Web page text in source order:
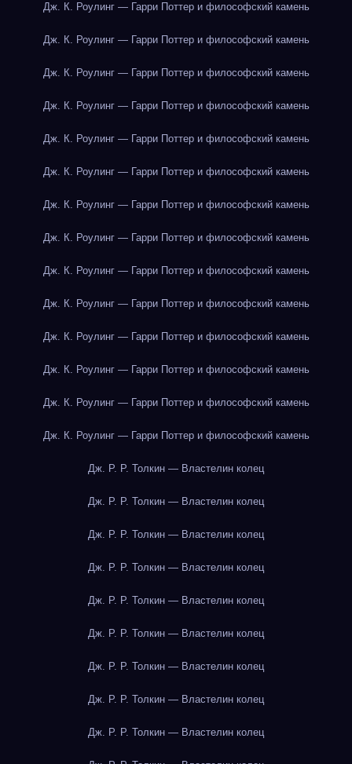
Дж. К. Роулинг — Гарри Поттер и философский камень
Дж. К. Роулинг — Гарри Поттер и философский камень
Дж. К. Роулинг — Гарри Поттер и философский камень
Дж. К. Роулинг — Гарри Поттер и философский камень
Дж. К. Роулинг — Гарри Поттер и философский камень
Дж. К. Роулинг — Гарри Поттер и философский камень
Дж. К. Роулинг — Гарри Поттер и философский камень
Дж. К. Роулинг — Гарри Поттер и философский камень
Дж. К. Роулинг — Гарри Поттер и философский камень
Дж. К. Роулинг — Гарри Поттер и философский камень
Дж. К. Роулинг — Гарри Поттер и философский камень
Дж. К. Роулинг — Гарри Поттер и философский камень
Дж. К. Роулинг — Гарри Поттер и философский камень
Дж. К. Роулинг — Гарри Поттер и философский камень
Дж. Р. Р. Толкин — Властелин колец
Дж. Р. Р. Толкин — Властелин колец
Дж. Р. Р. Толкин — Властелин колец
Дж. Р. Р. Толкин — Властелин колец
Дж. Р. Р. Толкин — Властелин колец
Дж. Р. Р. Толкин — Властелин колец
Дж. Р. Р. Толкин — Властелин колец
Дж. Р. Р. Толкин — Властелин колец
Дж. Р. Р. Толкин — Властелин колец